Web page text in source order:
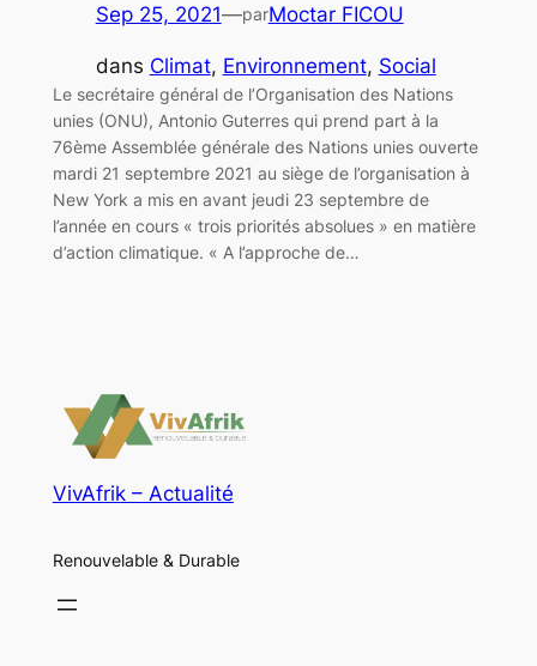
Sep 25, 2021—parMoctar FICOU
dans Climat, Environnement, Social
Le secrétaire général de l’Organisation des Nations
unies (ONU), Antonio Guterres qui prend part à la
76ème Assemblée générale des Nations unies ouverte
mardi 21 septembre 2021 au siège de l’organisation à
New York a mis en avant jeudi 23 septembre de
l’année en cours « trois priorités absolues » en matière
d’action climatique. « A l’approche de…
VivAfrik – Actualité
Renouvelable & Durable